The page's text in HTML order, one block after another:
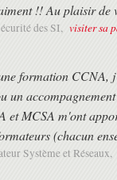
et 9700 Series
et Fabric Binding
IP (FCIP)
!! Au plaisir
des SI, visiter sa
formation CCNA,
un
et MCSA m'ont
(chacun
Système et Réseaux,